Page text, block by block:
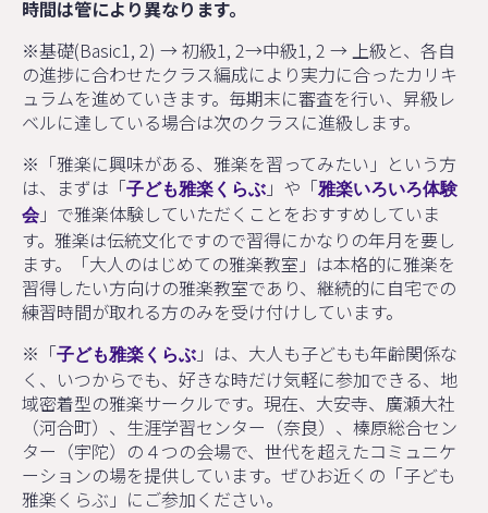
時間は管により異なります。
※基礎(Basic1, 2) → 初級1, 2→中級1, 2 → 上級と、各自
の進捗に合わせたクラス編成により実力に合ったカリキ
ュラムを進めていきます。毎期末に審査を行い、昇級レ
ベルに達している場合は次のクラスに進級します。
※「雅楽に興味がある、雅楽を習ってみたい」という方
は、まずは「子ども雅楽くらぶ 」や「雅楽いろいろ体験
会」で雅楽体験していただくことをおすすめしていま
す。雅楽は伝統文化ですので習得にかなりの年月を要し
ます。「大人のはじめての雅楽教室」は本格的に雅楽を
習得したい方向けの雅楽教室であり、継続的に自宅での
練習時間が取れる方のみを受け付けしています。
※「子ども雅楽くらぶ 」は、大人も子どもも年齢関係な
く、いつからでも、好きな時だけ気軽に参加できる、地
域密着型の雅楽サークルです。現在、大安寺、廣瀬大社
（河合町）、生涯学習センター（奈良）、榛原総合セン
ター（宇陀）の４つの会場で、世代を超えたコミュニケ
ーションの場を提供しています。ぜひお近くの「子ども
雅楽くらぶ」にご参加ください。